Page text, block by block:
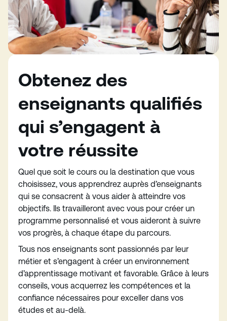
Obtenez des
enseignants qualifiés
qui s’engagent à
votre réussite
Quel que soit le cours ou la destination que vous
choisissez, vous apprendrez auprès d’enseignants
qui se consacrent à vous aider à atteindre vos
objectifs. Ils travailleront avec vous pour créer un
programme personnalisé et vous aideront à suivre
vos progrès, à chaque étape du parcours.
Tous nos enseignants sont passionnés par leur
métier et s’engagent à créer un environnement
d’apprentissage motivant et favorable. Grâce à leurs
conseils, vous acquerrez les compétences et la
confiance nécessaires pour exceller dans vos
études et au-delà.